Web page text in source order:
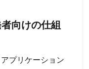
向けの仕組
プリケーション